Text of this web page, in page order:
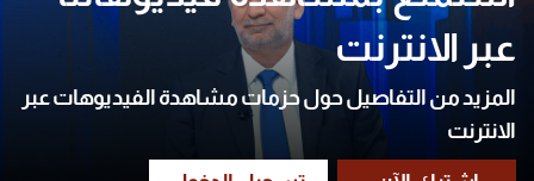
عبر الانترنت
المزيد من التفاصيل حول حزمات مشاهدة الفيديوهات عبر
الانترنت